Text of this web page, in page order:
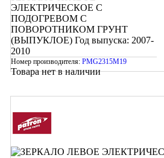
ЭЛЕКТРИЧЕСКОЕ С
ПОДОГРЕВОМ С
ПОВОРОТНИКОМ ГРУНТ
(ВЫПУКЛОЕ) Год выпуска: 2007-
2010
Номер производителя: PMG2315M19
Товара нет в наличии